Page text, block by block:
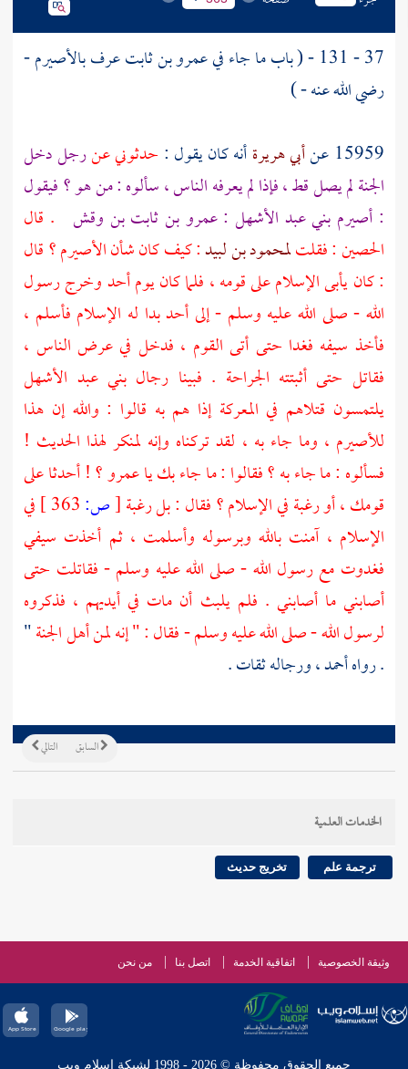
37 - 131 - ( باب ما جاء في عمرو بن ثابت عرف بالأصيرم-
رضي الله عنه - )
15959 عن
أبي هريرةأنه كان يقول : حدثوني عنرجل دخل
الجنة لم يصل قط ، فإذا لم يعرفه الناس ، سألوه : من هو ؟ فيقول
: أصيرم بني عبد الأشهل : عمرو بن ثابت بن وقش . قال
الحصين : فقلتلمحمود بن لبيد: كيف كان شأنالأصيرم؟ قال
: كان يأبى الإسلام على قومه ، فلما كان يوم أحد وخرج رسول
الله - صلى الله عليه وسلم - إلى أحد بدا له الإسلام فأسلم ،
فأخذ سيفه فغدا حتى أتى القوم ، فدخل في عرض الناس ،
فقاتل حتى أثبتته الجراحة . فبينا رجال بني عبد الأشهل
يلتمسون قتلاهم في المعركة إذا هم به قالوا : والله إن هذا
للأصيرم ، وما جاء به ، لقد تركناه وإنه لمنكر لهذا الحديث !
فسألوه : ما جاء به ؟ فقالوا : ما جاء بك ياعمرو؟ ! أحدثا على
قومك ، أو رغبة في الإسلام ؟ فقال : بل رغبة[ص:
في
الإسلام ، آمنت بالله وبرسوله وأسلمت ، ثم أخذت سيفي
فغدوت مع رسول الله - صلى الله عليه وسلم - فقاتلت حتى
أصابني ما أصابني . فلم يلبث أن مات في أيديهم ، فذكروه
لرسول الله - صلى الله عليه وسلم - فقال : " إنه لمن أهل الجنة"
. رواهأحمد، ورجاله ثقات .
التالي السابق
الخدمات العلمية
ترجمة علم تخريج حديث
وثيقة الخصوصية اتفاقية الخدمة اتصل بنا من نحن
جميع الحقوق محفوظة © 2026 - 1998 لشبكة إسلام ويب